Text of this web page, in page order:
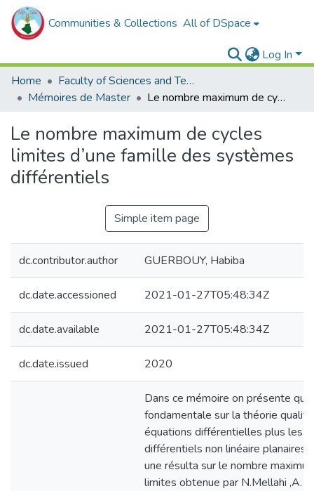
Communities & Collections All of DSpace
Log In
Home
Faculty of Sciences and Technology
Mémoires de Master
Le nombre maximum de cycles limites d’une famille des systèmes différentiels
Le nombre maximum de cycles
limites d’une famille des systèmes
différentiels
Simple item page
dc.contributor.author GUERBOUY, Habiba
dc.date.accessioned 2021-01-27T05:48:34Z
dc.date.available 2021-01-27T05:48:34Z
dc.date.issued 2020
Dans ce mémoire on présente
fondamentale sur la théorie
équations différentielles plus les
différentiels non linéaire planaires.
une résulta sur le nombre
limites obtenue par N.Mellahi ,A.